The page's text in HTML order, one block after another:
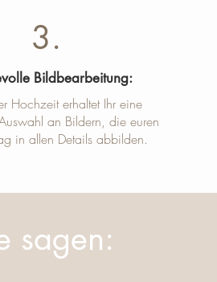
3.
Bildbearbeitung:
Hochzeit erhaltet Ihr eine
an Bildern, die euren
in allen Details abbilden.
sagen: